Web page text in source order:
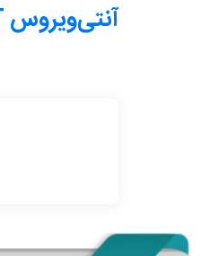
آنتی‌ویروس ESET